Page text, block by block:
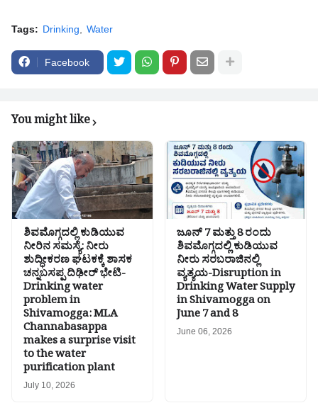
Tags: Drinking Water
Facebook
You might like
ಶಿವಮೊಗ್ಗದಲ್ಲಿ ಕುಡಿಯುವ
ನೀರಿನ ಸಮಸ್ಯೆ: ನೀರು
ಶುದ್ಧೀಕರಣ ಘಟಕಕ್ಕೆ ಶಾಸಕ
ಚನ್ನಬಸಪ್ಪ ದಿಢೀರ್ ಭೇಟಿ-
Drinking water
problem in
Shivamogga: MLA
Channabasappa
makes a surprise visit
to the water
purification plant
July 10, 2026
ಜೂನ್ 7 ಮತ್ತು 8 ರಂದು
ಶಿವಮೊಗ್ಗದಲ್ಲಿ ಕುಡಿಯುವ
ನೀರು ಸರಬರಾಜಿನಲ್ಲಿ
ವ್ಯತ್ಯಯ-Disruption in
Drinking Water Supply
in Shivamogga on
June 7 and 8
June 06, 2026